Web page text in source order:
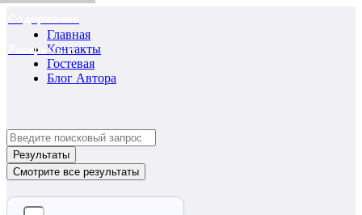
Главная
Контакты
Гостевая
Блог Автора
Search
...Результаты
Смотрите все результаты
Раскрыть ?